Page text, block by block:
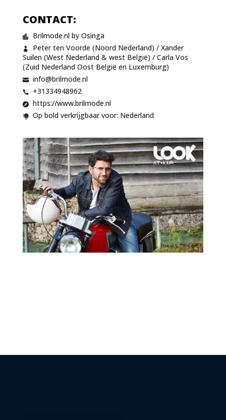
CONTACT:
 Brilmode.nl by Osinga

Peter ten Voorde (Noord Nederland) / Xander
Suilen (West Nederland & west België) / Carla Vos
(Zuid Nederland Oost België en Luxemburg)
 info@brilmode.nl
 +31334948962
 https://www.brilmode.nl
 Op bold verkrijgbaar voor: Nederland